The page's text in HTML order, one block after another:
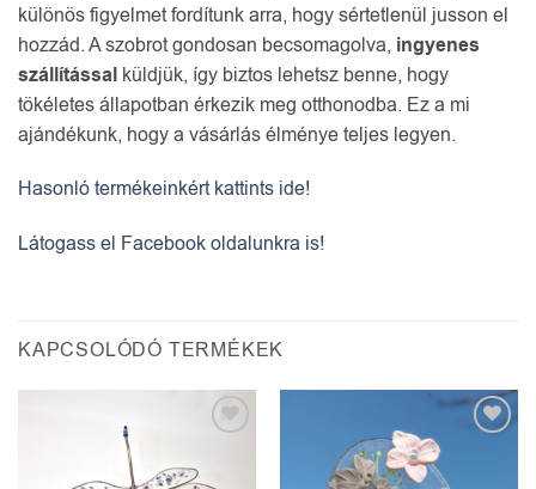
különös figyelmet fordítunk arra, hogy sértetlenül jusson el
hozzád. A szobrot gondosan becsomagolva, ingyenes
szállítással küldjük, így biztos lehetsz benne, hogy
tökéletes állapotban érkezik meg otthonodba. Ez a mi
ajándékunk, hogy a vásárlás élménye teljes legyen.
Hasonló termékeinkért kattints ide!
Látogass el Facebook oldalunkra is!
KAPCSOLÓDÓ TERMÉKEK
Kedvencekhez